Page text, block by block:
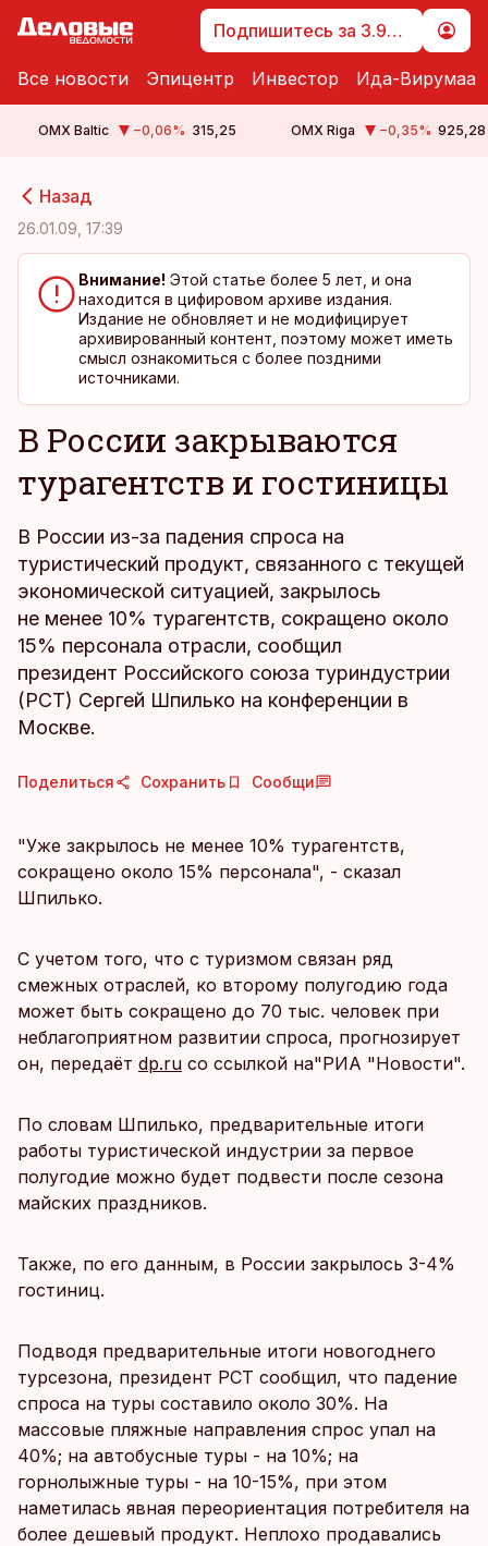
Подпишитесь за 3.99 €
Все новости Эпицентр Инвестор Ида-Вирумаа
OMX Baltic −0,06% 315,25 OMX Riga −0,35% 925,28
Назад
26.01.09, 17:39
Внимание! Этой статье более 5 лет, и она
находится в цифировом архиве издания.
Издание не обновляет и не модифицирует
архивированный контент, поэтому может иметь
смысл ознакомиться с более поздними
источниками.
В России закрываются
турагентств и гостиницы
В России из-за падения спроса на
туристический продукт, связанного с текущей
экономической ситуацией, закрылось
не менее 10% турагентств, сокращено около
15% персонала отрасли, сообщил
президент Российского союза туриндустрии
(РСТ) Сергей Шпилько на конференции в
Москве.
Поделиться Сохранить Сообщи
"Уже закрылось не менее 10% турагентств,
сокращено около 15% персонала", - сказал
Шпилько.
С учетом того, что с туризмом связан ряд
смежных отраслей, ко второму полугодию года
может быть сокращено до 70 тыс. человек при
неблагоприятном развитии спроса, прогнозирует
он, передаёт dp.ru со ссылкой на"РИА "Новости".
По словам Шпилько, предварительные итоги
работы туристической индустрии за первое
полугодие можно будет подвести после сезона
майских праздников.
Также, по его данным, в России закрылось 3-4%
гостиниц.
Подводя предварительные итоги новогоднего
турсезона, президент РСТ сообщил, что падение
спроса на туры составило около 30%. На
массовые пляжные направления спрос упал на
40%; на автобусные туры - на 10%; на
горнолыжные туры - на 10-15%, при этом
наметилась явная переориентация потребителя на
более дешевый продукт. Неплохо продавались